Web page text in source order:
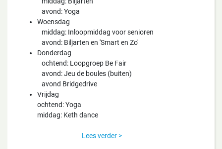
avond: Yoga
Woensdag
middag: Inloopmiddag voor senioren
avond: Biljarten en 'Smart en Zo'
Donderdag
ochtend: Loopgroep Be Fair
avond: Jeu de boules (buiten)
avond Bridgedrive
Vrijdag
ochtend: Yoga
middag: Keth dance
Lees verder >